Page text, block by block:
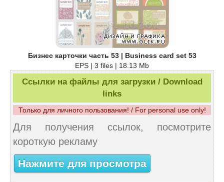
Бизнес карточки часть 53 | Business card set 53
EPS | 3 files | 18.13 Mb
Ссылки на файлы для загрузки / Download
links
Только для личного пользования! / For personal use only!
Для получения ссылок, посмотрите
короткую рекламу
Нажмите для просмотра